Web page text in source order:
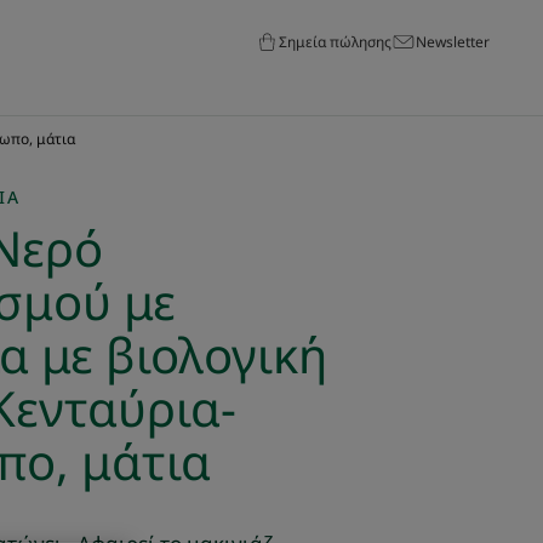
Σημεία πώλησης Newsletter
μάτια
με
με βιολογική
μάτια